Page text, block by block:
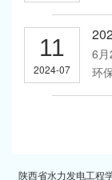
举
位
会
持
11
2024-07
6
环
陕西省水力发电工程